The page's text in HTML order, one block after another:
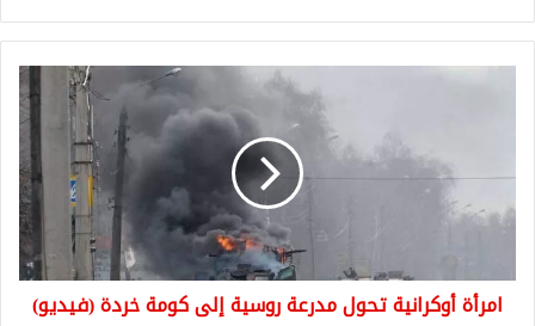
روسية
إلى
كومة
(فيديو)
امرأة أوكرانية تحول مدرعة روسية إلى كومة خردة (فيديو)